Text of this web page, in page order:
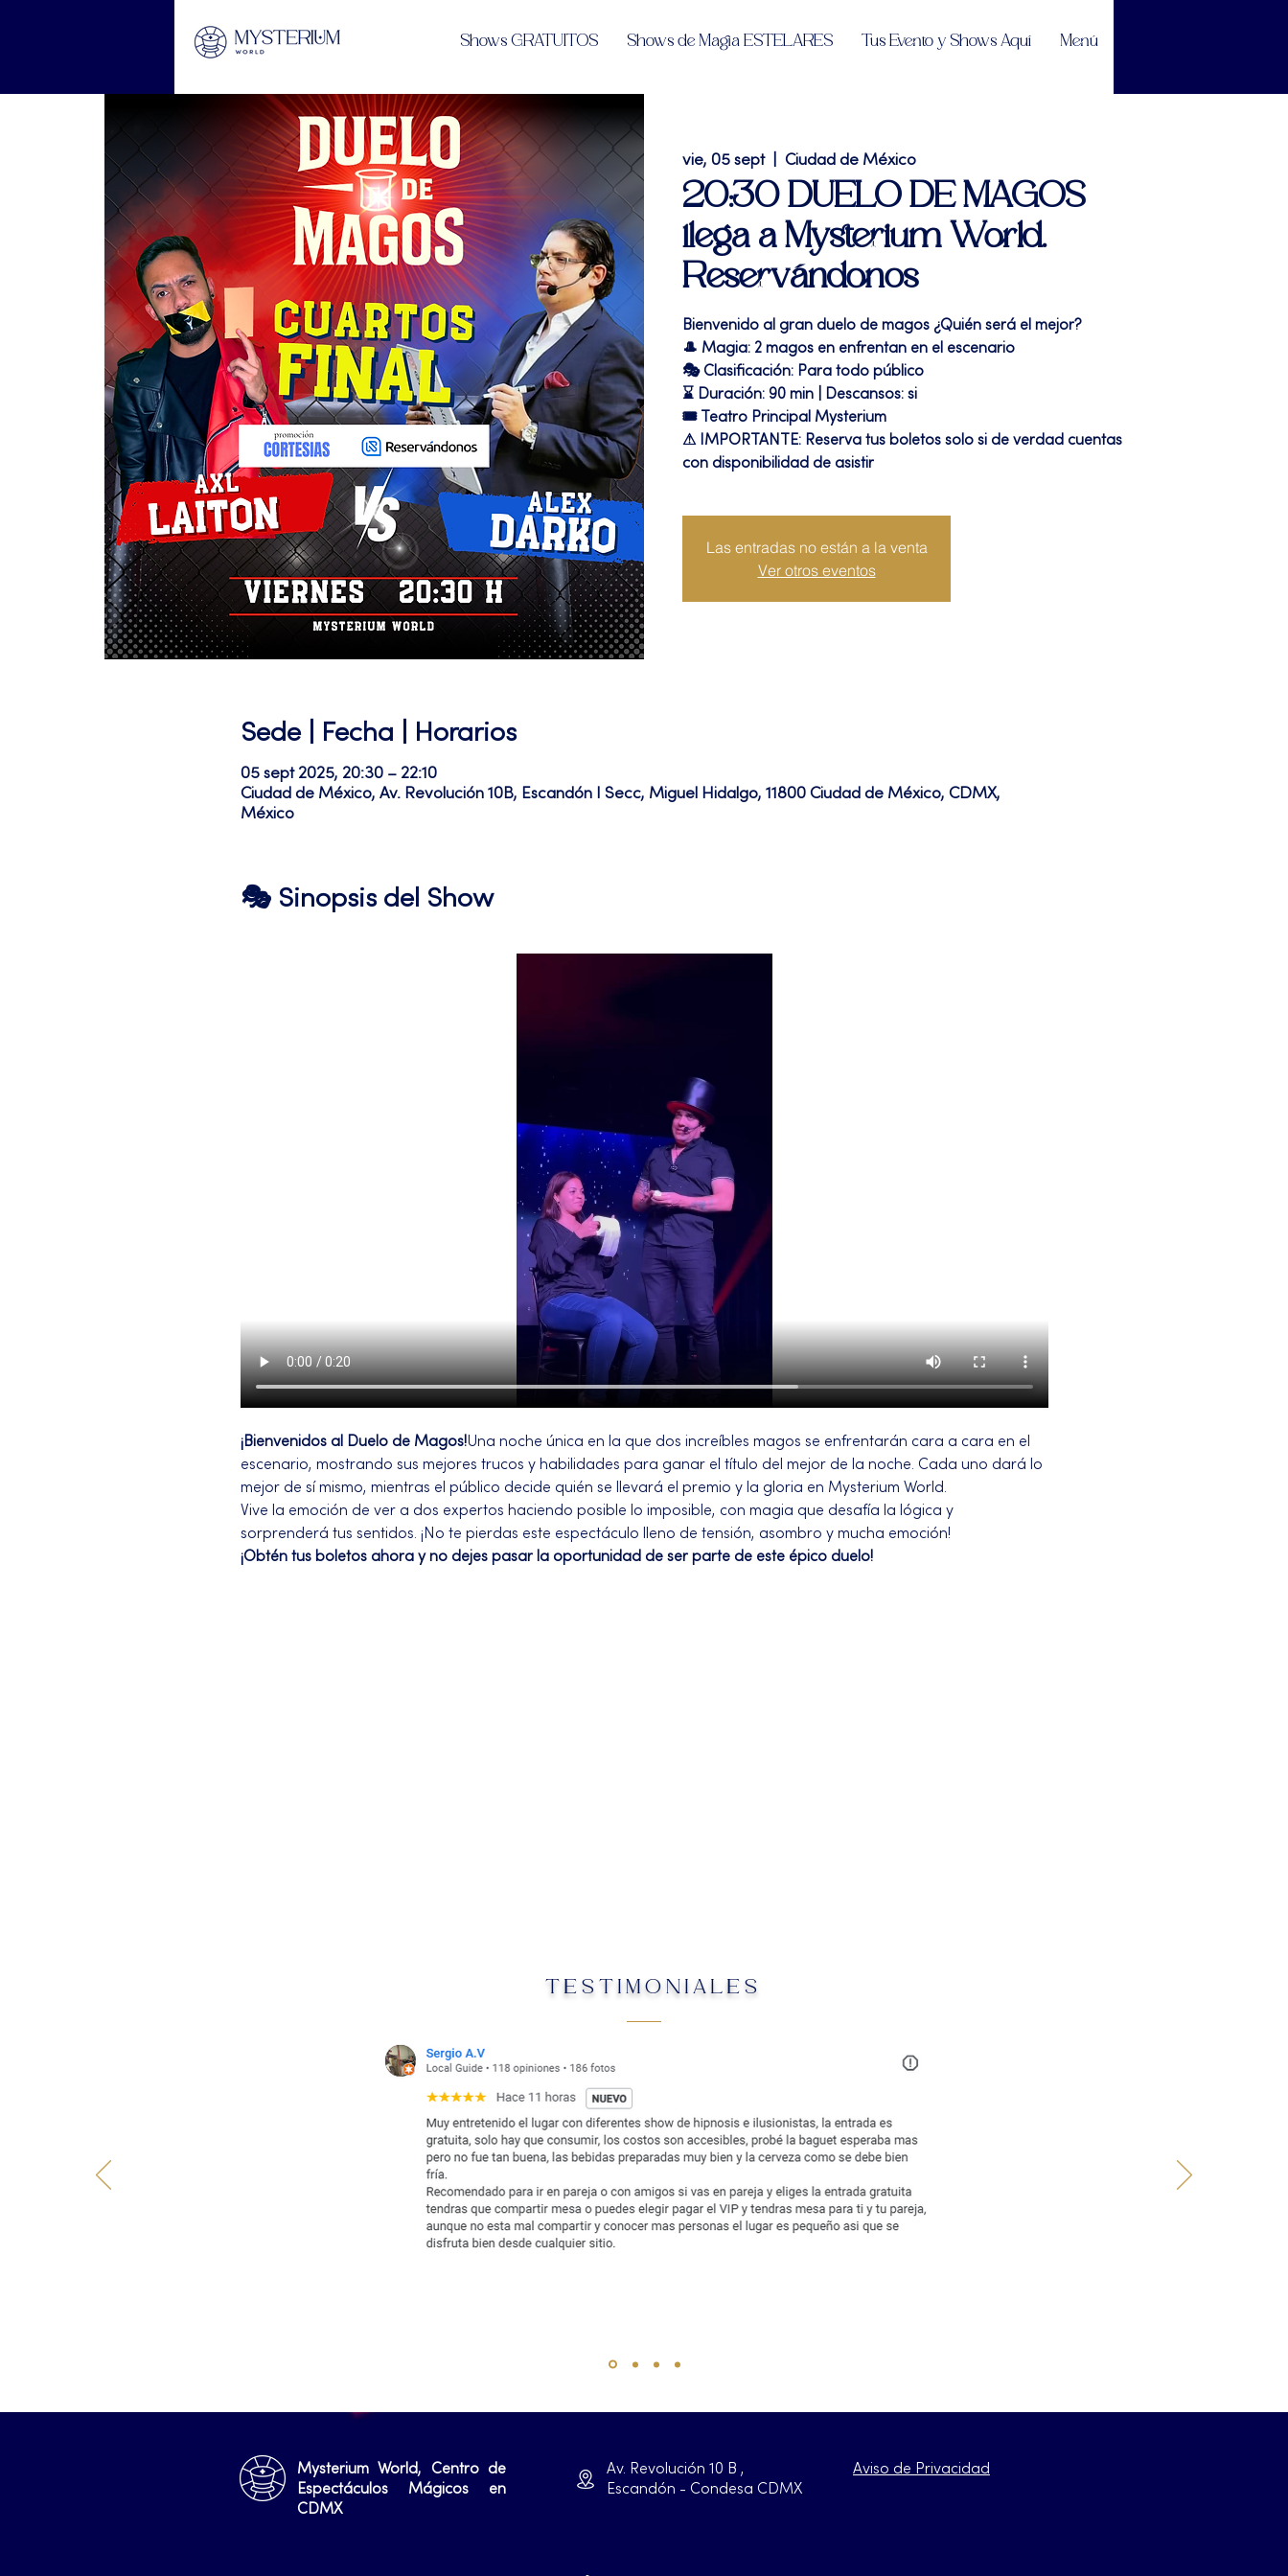
Shows GRATUITOS Shows de Magia ESTELARES Tus Evento y Shows Aquí Menú
vie, 05 sept
  |
Ciudad de México
20:30 DUELO DE MAGOS
llega a Mysterium World.
Reservándonos
Bienvenido al gran duelo de magos ¿Quién será el mejor?
🎩 Magia: 2 magos en enfrentan en el escenario
🎭 Clasificación: Para todo público
⌛ Duración: 90 min | Descansos: si
🎟 Teatro Principal Mysterium
⚠ IMPORTANTE: Reserva tus boletos solo si de verdad cuentas
con disponibilidad de asistir
Las entradas no están a la venta
Ver otros eventos
Sede | Fecha | Horarios
05 sept 2025, 20:30 – 22:10
Ciudad de México, Av. Revolución 10B, Escandón I Secc, Miguel Hidalgo, 11800 Ciudad de México, CDMX,
México
🎭 Sinopsis del Show
¡Bienvenidos al Duelo de Magos!Una noche única en la que dos increíbles magos se enfrentarán cara a cara en el
escenario, mostrando sus mejores trucos y habilidades para ganar el título del mejor de la noche. Cada uno dará lo
mejor de sí mismo, mientras el público decide quién se llevará el premio y la gloria en Mysterium World.
Vive la emoción de ver a dos expertos haciendo posible lo imposible, con magia que desafía la lógica y
sorprenderá tus sentidos. ¡No te pierdas este espectáculo lleno de tensión, asombro y mucha emoción!
¡Obtén tus boletos ahora y no dejes pasar la oportunidad de ser parte de este épico duelo!
TESTIMONIALES
Mysterium World, Centro de
Espectáculos Mágicos en
CDMX
Av. Revolución 10 B ,
Escandón - Condesa CDMX
Aviso de Privacidad